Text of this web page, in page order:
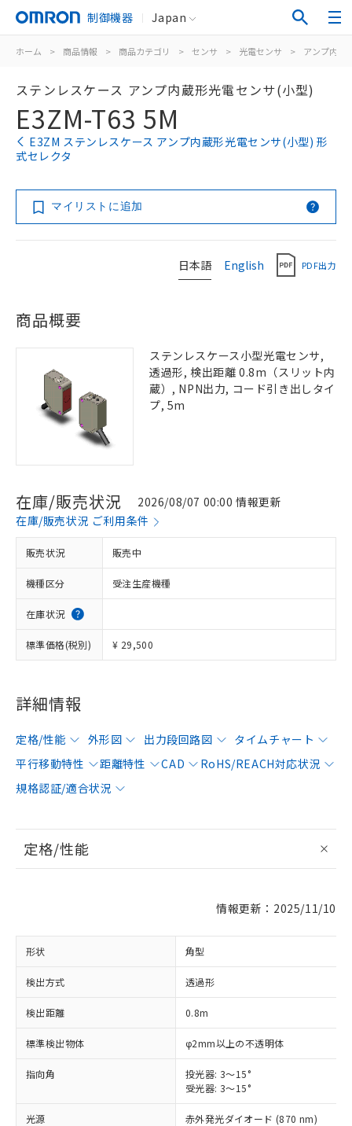
制御機器 Japan
ホーム > 商品情報 > 商品カテゴリ > センサ > 光電センサ > アンプ内蔵
ステンレスケース アンプ内蔵形光電センサ(小型)
E3ZM-T63 5M
E3ZM ステンレスケース アンプ内蔵形光電センサ(小型) 形
式セレクタ
マイリストに追加
日本語 English PDF出力
商品概要
ステンレスケース小型光電センサ,
透過形, 検出距離 0.8m（スリット内
蔵）, NPN出力, コード引き出しタイ
プ, 5m
在庫/販売状況
2026/08/07 00:00 情報更新
在庫/販売状況 ご利用条件
販売状況 販売中
機種区分 受注生産機種
在庫状況
標準価格(税別) ¥ 29,500
詳細情報
定格/性能 外形図 出力段回路図
タイムチャート
平行移動特性
距離特性 CAD
RoHS/REACH対応状況
規格認証/適合状況
定格/性能
情報更新：2025/11/10
形状 角型
検出方式 透過形
検出距離 0.8m
標準検出物体 φ2mm以上の不透明体
指向角
投光器: 3～15°
受光器: 3～15°
光源 赤外発光ダイオード (870 nm)